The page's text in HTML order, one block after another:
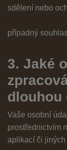
sdělení nebo
případný
3. Jaké
dlouhou
Vaše osobní
prostřednictvím
aplikací či jiných